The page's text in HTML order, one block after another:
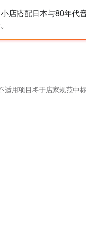
店搭配日本与80年代
适用项目将于店家规范中